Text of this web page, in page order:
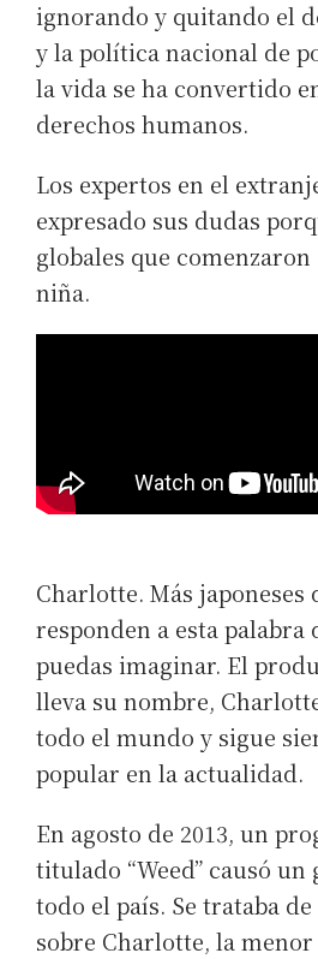
ignorando y quitando el
y la política nacional de
la vida se ha convertido
derechos humanos.
Los expertos en el
expresado sus dudas
globales que
niña.
Charlotte. Más
responden a esta palabra
puedas imaginar. El
lleva su nombre,
todo el mundo y sigue
popular en la actualidad.
En agosto de 2013, un
titulado “Weed” causó
todo el país. Se trataba
sobre Charlotte, la menor